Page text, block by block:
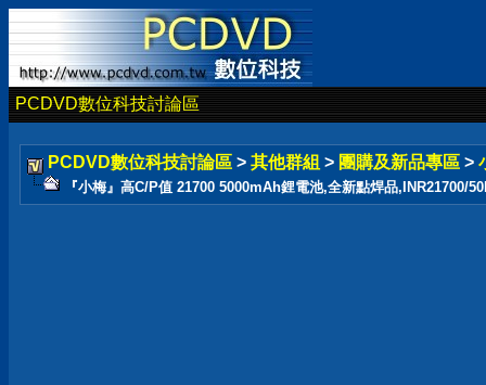
PCDVD數位科技討論區
PCDVD數位科技討論區 > 其他群組 > 團購及新品專區 >
『小梅』高C/P值 21700 5000mAh鋰電池,全新點焊品,INR21700/